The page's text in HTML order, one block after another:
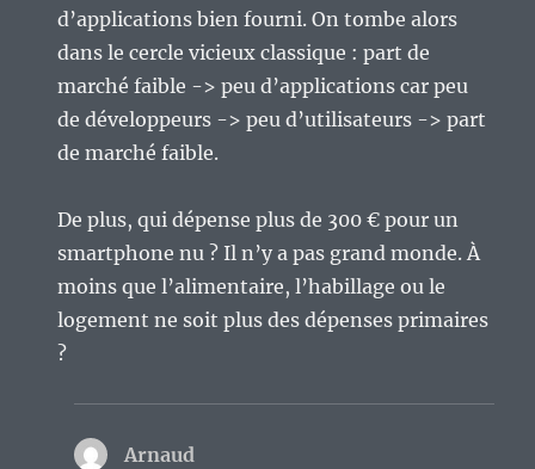
d’applications bien fourni. On tombe alors
dans le cercle vicieux classique : part de
marché faible -> peu d’applications car peu
de développeurs -> peu d’utilisateurs -> part
de marché faible.
De plus, qui dépense plus de 300 € pour un
smartphone nu ? Il n’y a pas grand monde. À
moins que l’alimentaire, l’habillage ou le
logement ne soit plus des dépenses primaires
?
Arnaud